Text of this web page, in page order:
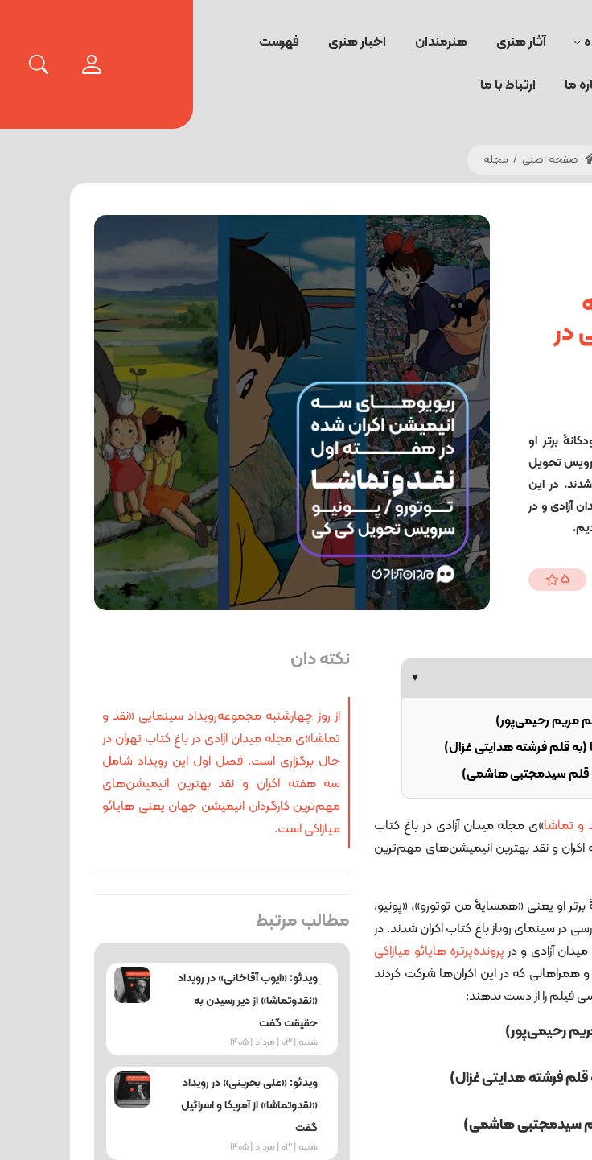
آثار هنری هنرمندان اخبار هنری فهرست
ما ارتباط با ما
صفحه اصلی / مجله
در
برتر او
تحویل
در این
آزادی و در
5
▼
مریم رحیمی‌پور)
(به قلم فرشته هدایتی غزال)
قلم سیدمجتبی هاشمی)
و تماشا»ی مجله میدان آزادی در باغ کتاب
و نقد بهترین انیمیشن‌های مهم‌ترین
او یعنی «همسایۀ من توتورو»، «پونیو،
در سینمای روباز باغ کتاب اکران شدند. در
آزادی و در پرونده‌پرتره هایائو میازاکی
همراهانی که در این اکران‌ها شرکت کردند
فیلم را از دست ندهند:
رحیمی‌پور)
قلم فرشته هدایتی غزال)
سیدمجتبی هاشمی)
نکته دان
از روز چهارشنبه مجموعه‌رویداد سینمایی «نقد و
تماشا»ی مجله میدان آزادی در باغ کتاب تهران در
حال برگزاری است. فصل اول این رویداد شامل
سه هفته اکران و نقد بهترین انیمیشن‌های
مهم‌ترین کارگردان انیمیشن جهان یعنی هایائو
میازاکی است.
مطالب مرتبط
ویدئو: «ایوب آقاخانی» در رویداد
«نقدوتماشا» از دیر رسیدن به
حقیقت گفت
شنبه | 03 | مرداد | 1405
ویدئو: «علی بحرینی» در رویداد
«نقدوتماشا» از آمریکا و اسرائیل
گفت
شنبه | 03 | مرداد | 1405